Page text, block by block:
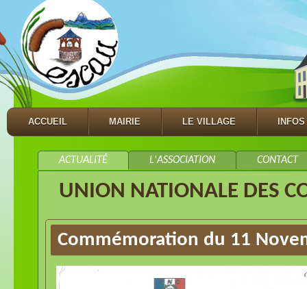
ACCUEIL MAIRIE LE VILLAGE
ACTUALITÉ L'ASSOCIATION CONTACT
UNION NATIONALE DES
Commémoration du 11